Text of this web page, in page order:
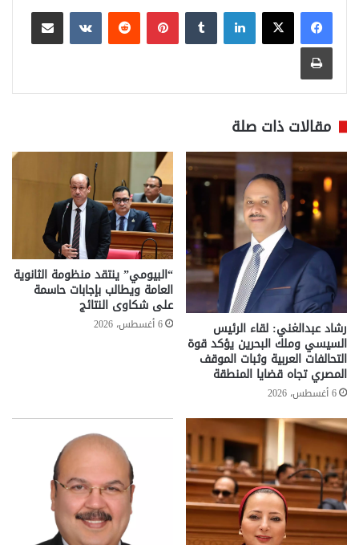
لينكدإن بينتيريست
مشاركة عبر البريد
طباعة
مقالات ذات صلة
رشاد عبدالغني: لقاء الرئيس
السيسي وملك البحرين يؤكد قوة
التحالفات العربية وثبات الموقف
المصري تجاه قضايا المنطقة
6 أغسطس، 2026
“البيومي” ينتقد منظومة الثانوية
العامة ويطالب بإجابات حاسمة
على شكاوى النتائج
6 أغسطس، 2026